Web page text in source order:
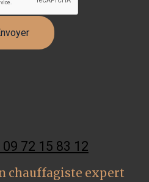
72 15 83 12
chauffagiste expert